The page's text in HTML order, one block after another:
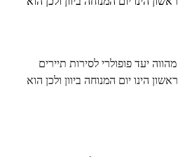
יעד פופולרי לסירות תיירים
הינו יום המנוחה ביוון ולכן הוא